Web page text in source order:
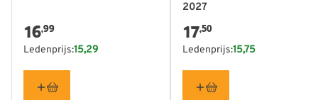
16,99
Ledenprijs:15,29
2027
17,50
Ledenprijs:15,75